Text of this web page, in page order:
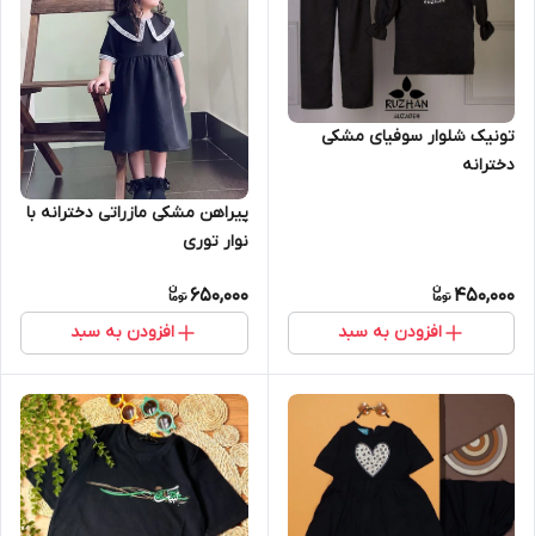
تونیک شلوار سوفیای مشکی
دخترانه
450,000
افزودن به سبد
پیراهن مشکی مازراتی دخترانه با
نوار توری
650,000
افزودن به سبد